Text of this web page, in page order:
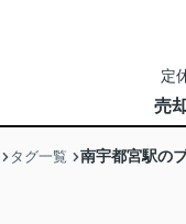
定
売
タグ一覧 南宇都宮駅の